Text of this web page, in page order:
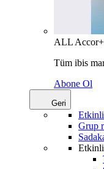
ALL
Tüm ibis
Abone Ol
Geri
Grup